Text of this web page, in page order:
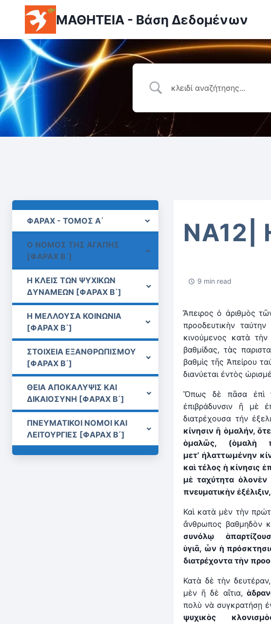
ΜΑΘΗΤΕΙΑ - Βάση Δεδομένων
ΦΑΡΑΧ - ΤΟΜΟΣ Α΄
Ο ΝΟΜΟΣ ΤΗΣ ΑΓΑΠΗΣ
[ΦΑΡΑΧ Β΄]
Η ΚΛΕΙΣ ΤΩΝ ΨΥΧΙΚΩΝ
ΔΥΝΑΜΕΩΝ [ΦΑΡΑΧ Β΄]
Η ΜΕΛΛΟΥΣΑ ΚΟΙΝΩΝΙΑ
[ΦΑΡΑΧ Β΄]
ΣΤΟΙΧΕΙΑ ΕΞΑΝΘΡΩΠΙΣΜΟΥ
[ΦΑΡΑΧ Β΄]
ΘΕΙΑ ΑΠΟΚΑΛΥΨΙΣ ΚΑΙ
ΔΙΚΑΙΟΣΥΝΗ [ΦΑΡΑΧ Β΄]
ΠΝΕΥΜΑΤΙΚΟΙ ΝΟΜΟΙ ΚΑΙ
ΛΕΙΤΟΥΡΓΙΕΣ [ΦΑΡΑΧ Β΄]
ΝΑ12|
9 min read
Ἄπειρος ὁ ἀριθμὸς
προοδευτικὴν
κινούμενος κατὰ
βαθμίδας, τὰς
βαθμὶς τῆς Ἀπείρου
διανύεται ἐντὸς
Ὅπως δὲ πᾶσα ἐπὶ
ἐπιβράδυνσιν ἢ μὲ
διατρέχουσα τήν
κίνησιν ἢ ὁμαλήν, ὅτε
ὁμαλῶς, (ὁμαλὴ
μετ’ ἠλαττωμένην
καὶ τέλος ἡ κίνησις ἐ
μὲ ταχύτητα ὁλονὲν
πνευματικὴν ἐ
Καὶ κατὰ μὲν τὴν
ἄνθρωπος βαθμηδὸν
συνόλῳ
ὑγιᾶ, ὧν ἡ
διατρέχοντα τὴν
Κατὰ δὲ τὴν
μὲν ἢ δὲ αἴτια,
πολὺ νὰ συγκρατήσῃ
ψυχικὸς